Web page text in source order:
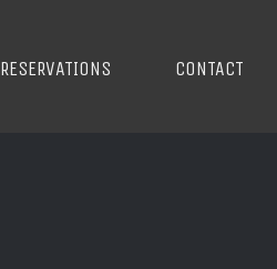
RESERVATIONS CONTACT